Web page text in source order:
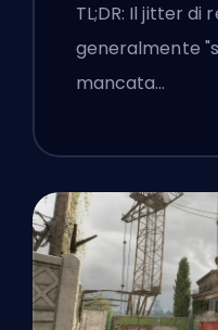
TL;DR: Il jitter di
generalmente
mancata…